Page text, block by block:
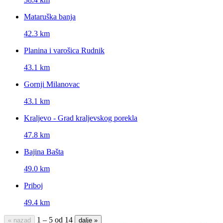
Mataruška banja
42.3 km
Planina i varošica Rudnik
43.1 km
Gornji Milanovac
43.1 km
Kraljevo - Grad kraljevskog porekla
47.8 km
Bajina Bašta
49.0 km
Priboj
49.4 km
« nazad 1 – 5 od 14 dalje »